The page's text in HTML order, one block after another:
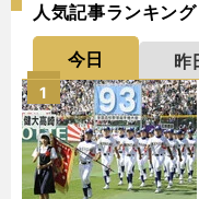
人気記事ランキング
今日 昨
1